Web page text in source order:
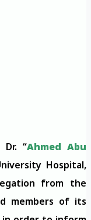
“Ahmed Abu
Hospital,
from the
members of its